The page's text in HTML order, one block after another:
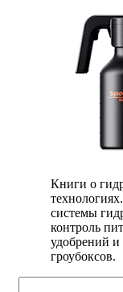
Книги о
системы
контроль
удобрений и
гроубоксов.